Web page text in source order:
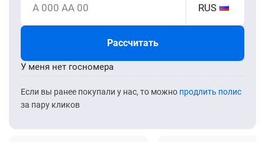
А 000 АА 00 RUS
Рассчитать
Если вы ранее покупали у нас, то можно продлить полис
за пару кликов
У меня нет госномера